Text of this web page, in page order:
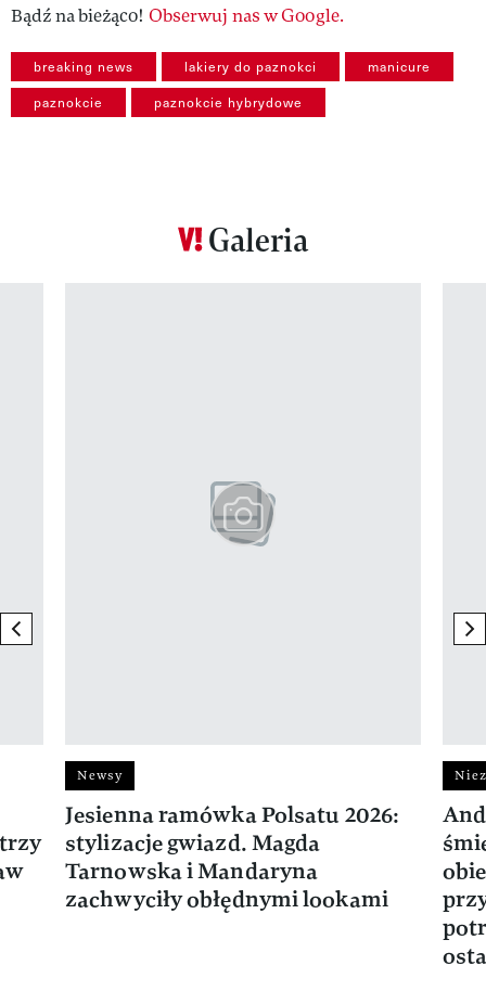
Bądź na bieżąco! Obserwuj nas w Google.
breaking news lakiery do paznokci manicure
paznokcie paznokcie hybrydowe
Galeria
previous element
Newsy
Jesienna ramówka Polsatu 2026:
stylizacje gwiazd. Magda
Tarnowska i Mandaryna
zachwyciły obłędnymi lookami